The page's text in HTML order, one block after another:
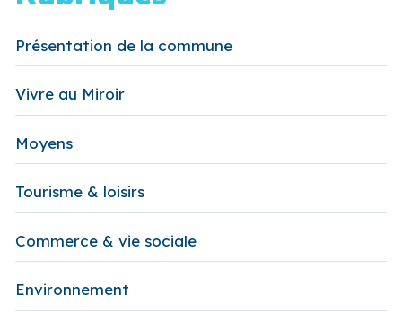
Présentation de la commune
Vivre au Miroir
Moyens
Tourisme & loisirs
Commerce & vie sociale
Environnement